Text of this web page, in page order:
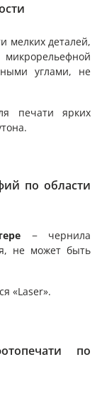
мелких деталей,
углами, не
печати ярких
по области
− чернила
не может быть
«Laser».
по